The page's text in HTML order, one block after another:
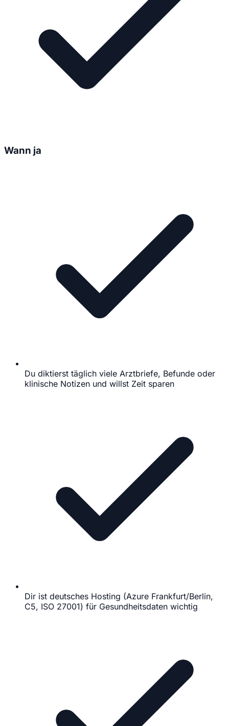
Wann ja
Du diktierst täglich viele Arztbriefe, Befunde oder
klinische Notizen und willst Zeit sparen
Dir ist deutsches Hosting (Azure Frankfurt/Berlin,
C5, ISO 27001) für Gesundheitsdaten wichtig